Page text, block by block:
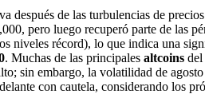
después de las turbulencias de
pero luego recuperó parte de las
niveles récord), lo que indica una
. Muchas de las principales altcoins del
sin embargo, la volatilidad de
con cautela, considerando los